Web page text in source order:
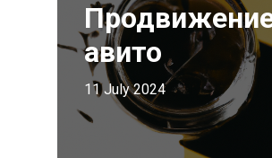
авито
11 July 2024